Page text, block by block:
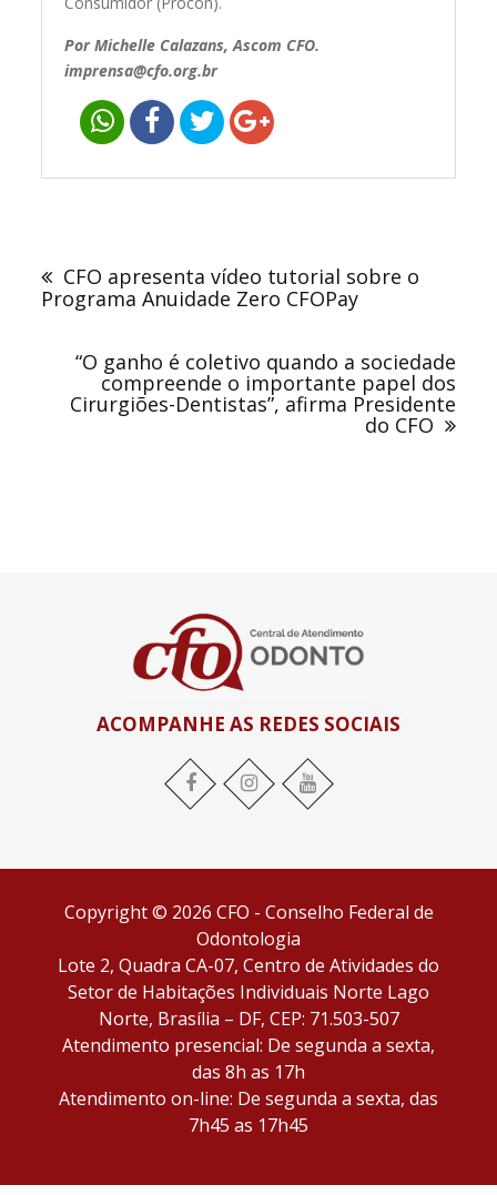
Por Michelle Calazans, Ascom CFO.
imprensa@cfo.org.br
PostCFO apresenta vídeo tutorial sobre o
Programa Anuidade Zero CFOPay
“O ganho é coletivo quando a sociedade
compreende o importante papel dos
Cirurgiões-Dentistas”, afirma Presidente
do CFO
ACOMPANHE AS REDES SOCIAIS
Facebook Instagram YouTube
Copyright © 2026 CFO - Conselho Federal de
Odontologia
Lote 2, Quadra CA-07, Centro de Atividades do
Setor de Habitações Individuais Norte Lago
Norte, Brasília – DF, CEP: 71.503-507
Atendimento presencial: De segunda a sexta,
das 8h as 17h
Atendimento on-line: De segunda a sexta, das
7h45 as 17h45